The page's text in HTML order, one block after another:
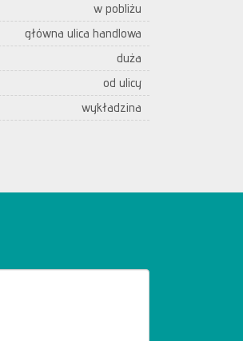
w pobliżu
główna ulica handlowa
duża
od ulicy
wykładzina